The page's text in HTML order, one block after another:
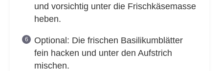
und vorsichtig unter die Frischkäsemasse
heben.
Optional: Die frischen Basilikumblätter
fein hacken und unter den Aufstrich
mischen.